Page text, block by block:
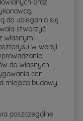
oraz
do ubiegania się
stworzyć
własnymi
w wersji
do własnych
cen
miejsca budowy.
poszczególne